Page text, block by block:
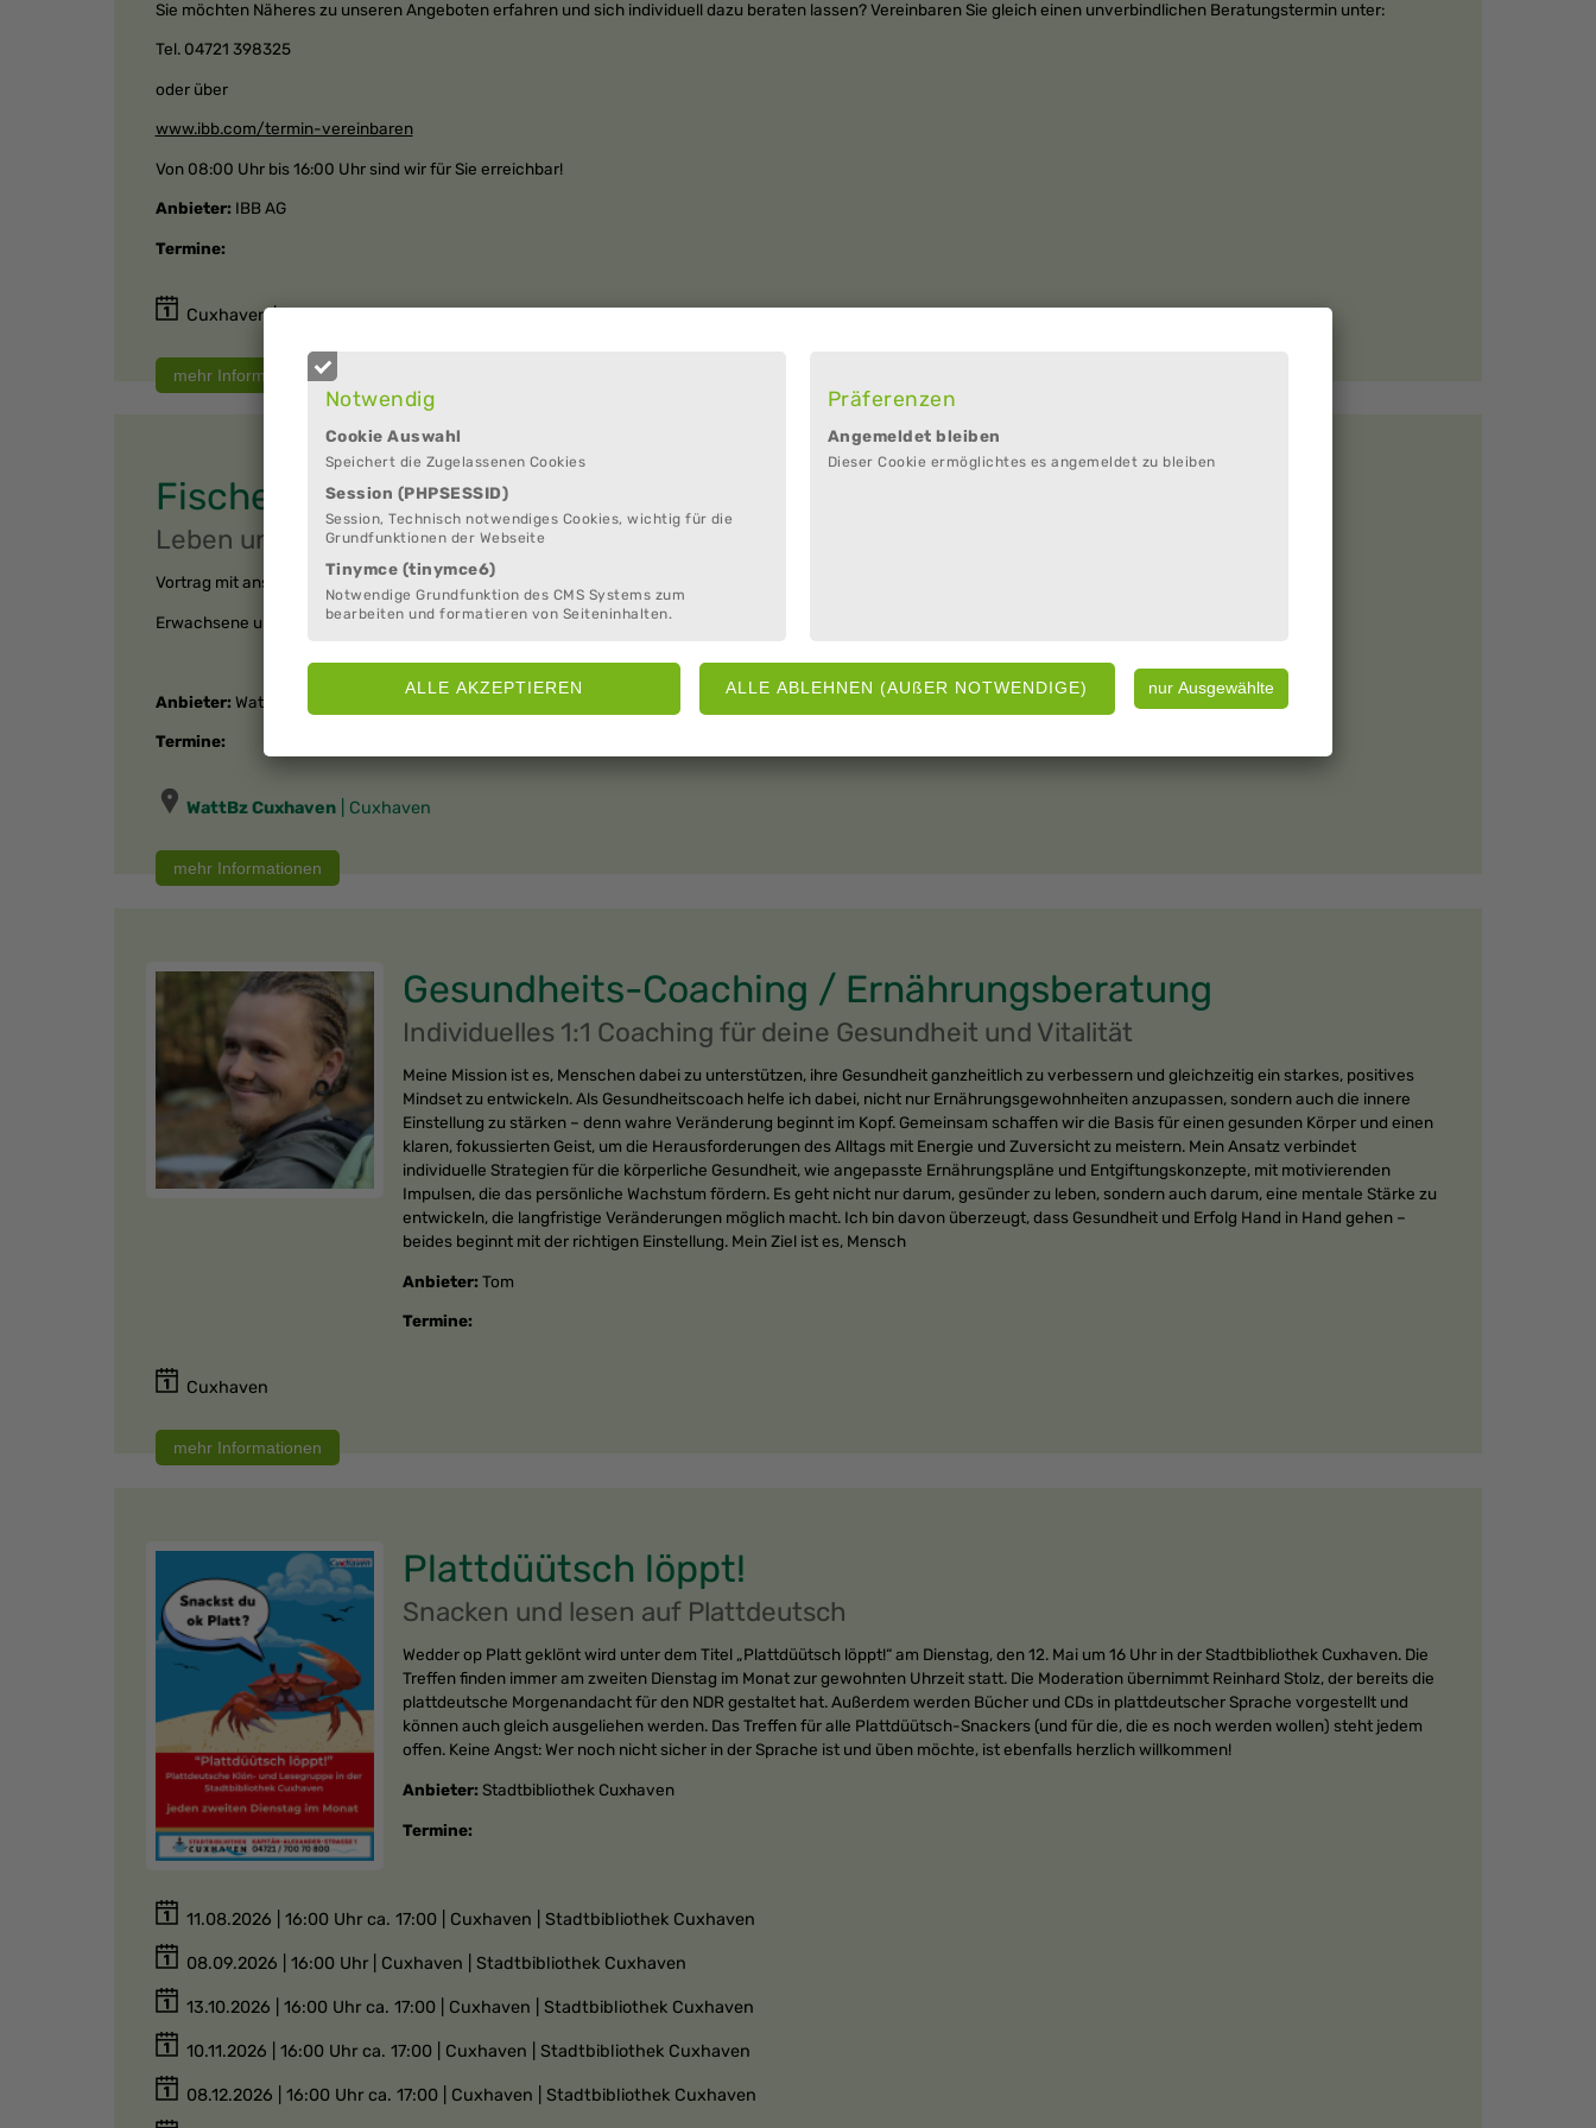
Notwendig
Cookie Auswahl
Speichert die Zugelassenen Cookies
Session (PHPSESSID)
Session, Technisch notwendiges Cookies, wichtig für die
Grundfunktionen der Webseite
Tinymce (tinymce6)
Notwendige Grundfunktion des CMS Systems zum
bearbeiten und formatieren von Seiteninhalten.
Präferenzen
Angemeldet bleiben
Dieser Cookie ermöglichtes es angemeldet zu bleiben
Sie möchten Näheres zu unseren Angeboten erfahren und sich individuell dazu beraten lassen? Vereinbaren Sie gleich einen unverbindlichen Beratungstermin unter:
Tel. 04721 398325
oder über
www.ibb.com/termin-vereinbaren
Von 08:00 Uhr bis 16:00 Uhr sind wir für Sie erreichbar!
Anbieter: IBB AG
Termine:
Cuxhaven | IBB Institut für Berufliche Bildung AG
Fische und Co.
Leben unter Wasser
Vortrag mit anschließender Fütterung der Aquarientiere
Erwachsene und Kinder ab 5 Jahren, ca. 1 Stunde, 5 € / ermäßigt 4 €
Anbieter: Wattenmeer-Besucherzentrum
Termine:
WattBz Cuxhaven| Cuxhaven
Gesundheits-Coaching / Ernährungsberatung
Individuelles 1:1 Coaching für deine Gesundheit und Vitalität
Meine Mission ist es, Menschen dabei zu unterstützen, ihre Gesundheit ganzheitlich zu verbessern und gleichzeitig ein starkes, positives
Mindset zu entwickeln. Als Gesundheitscoach helfe ich dabei, nicht nur Ernährungsgewohnheiten anzupassen, sondern auch die innere
Einstellung zu stärken – denn wahre Veränderung beginnt im Kopf. Gemeinsam schaffen wir die Basis für einen gesunden Körper und einen
klaren, fokussierten Geist, um die Herausforderungen des Alltags mit Energie und Zuversicht zu meistern. Mein Ansatz verbindet
individuelle Strategien für die körperliche Gesundheit, wie angepasste Ernährungspläne und Entgiftungskonzepte, mit motivierenden
Impulsen, die das persönliche Wachstum fördern. Es geht nicht nur darum, gesünder zu leben, sondern auch darum, eine mentale Stärke zu
entwickeln, die langfristige Veränderungen möglich macht. Ich bin davon überzeugt, dass Gesundheit und Erfolg Hand in Hand gehen –
beides beginnt mit der richtigen Einstellung. Mein Ziel ist es, Mensch
Anbieter:Tom
Termine:
Cuxhaven
Plattdüütsch löppt!
Snacken und lesen auf Plattdeutsch
Wedder op Platt geklönt wird unter dem Titel „Plattdüütsch löppt!“ am Dienstag, den 12. Mai um 16 Uhr in der Stadtbibliothek Cuxhaven. Die
Treffen finden immer am zweiten Dienstag im Monat zur gewohnten Uhrzeit statt. Die Moderation übernimmt Reinhard Stolz, der bereits die
plattdeutsche Morgenandacht für den NDR gestaltet hat. Außerdem werden Bücher und CDs in plattdeutscher Sprache vorgestellt und
können auch gleich ausgeliehen werden. Das Treffen für alle Plattdüütsch-Snackers (und für die, die es noch werden wollen) steht jedem
offen. Keine Angst: Wer noch nicht sicher in der Sprache ist und üben möchte, ist ebenfalls herzlich willkommen!
Anbieter:Stadtbibliothek Cuxhaven
Termine:
11.08.2026 | 16:00 Uhr ca. 17:00 | Cuxhaven | Stadtbibliothek Cuxhaven
08.09.2026 | 16:00 Uhr | Cuxhaven | Stadtbibliothek Cuxhaven
13.10.2026 | 16:00 Uhr ca. 17:00 | Cuxhaven | Stadtbibliothek Cuxhaven
10.11.2026 | 16:00 Uhr ca. 17:00 | Cuxhaven | Stadtbibliothek Cuxhaven
08.12.2026 | 16:00 Uhr ca. 17:00 | Cuxhaven | Stadtbibliothek Cuxhaven